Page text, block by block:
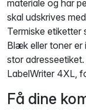
materiale og har
skal udskrives
Termiske
Blæk eller toner
stor
LabelWriter 4XL,
Få dine